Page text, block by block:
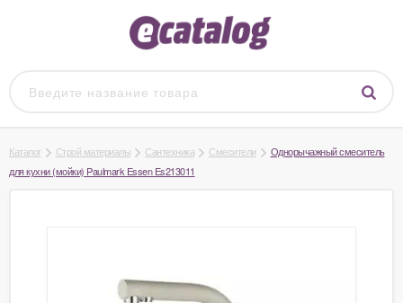
Каталог Строй материалы Сантехника Смесители
Однорычажный смеситель
для кухни (мойки) Paulmark Essen Es213011